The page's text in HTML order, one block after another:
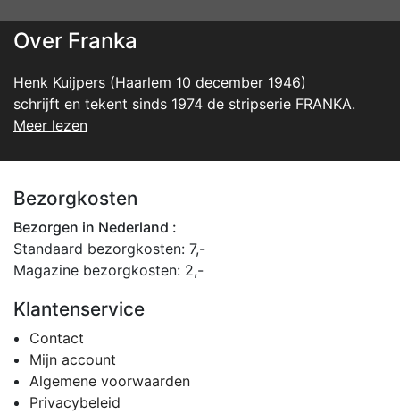
Over Franka
Henk Kuijpers (Haarlem 10 december 1946)
schrijft en tekent sinds 1974 de stripserie FRANKA.
Meer lezen
Bezorgkosten
Bezorgen in Nederland :
Standaard bezorgkosten: 7,-
Magazine bezorgkosten: 2,-
Klantenservice
Contact
Mijn account
Algemene voorwaarden
Privacybeleid